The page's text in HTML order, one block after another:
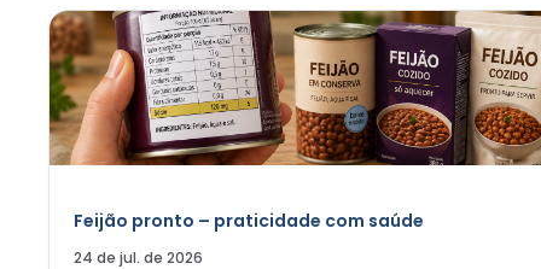
Feijão pronto – praticidade com saúde
24 de jul. de 2026